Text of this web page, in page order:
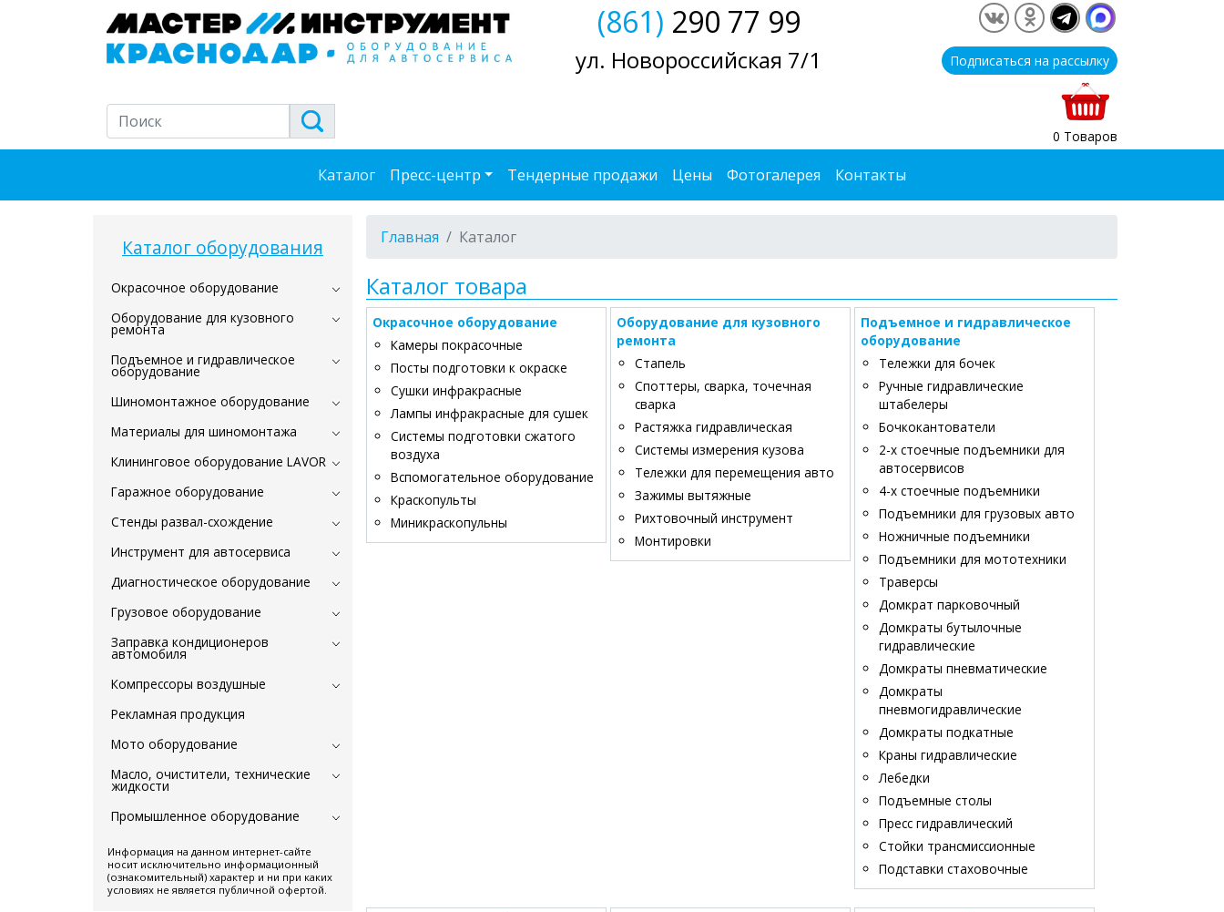
(861) 290 77 99
ул. Новороссийская 7/1 Подписаться на рассылку
0 Товаров
Каталог Пресс-центр Тендерные продажи Цены Фотогалерея Контакты
Каталог оборудования
Окрасочное оборудование
Оборудование для кузовного
ремонта
Подъемное и гидравлическое
оборудование
Шиномонтажное оборудование
Материалы для шиномонтажа
Клининговое оборудование LAVOR
Гаражное оборудование
Стенды развал-схождение
Инструмент для автосервиса
Диагностическое оборудование
Грузовое оборудование
Заправка кондиционеров
автомобиля
Компрессоры воздушные
Рекламная продукция
Мото оборудование
Масло, очистители, технические
жидкости
Промышленное оборудование
Информация на данном интернет-сайте
носит исключительно информационный
(ознакомительный) характер и ни при каких
условиях не является публичной офертой.
Главная Каталог
Каталог товара
Окрасочное оборудование
Камеры покрасочные
Посты подготовки к окраске
Сушки инфракрасные
Лампы инфракрасные для сушек
Системы подготовки сжатого
воздуха
Вспомогательное оборудование
Краскопульты
Миникраскопульны
Оборудование для кузовного
ремонта
Стапель
Споттеры, сварка, точечная
сварка
Растяжка гидравлическая
Системы измерения кузова
Тележки для перемещения авто
Зажимы вытяжные
Рихтовочный инструмент
Монтировки
Подъемное и гидравлическое
оборудование
Тележки для бочек
Ручные гидравлические
штабелеры
Бочкокантователи
2-х стоечные подъемники для
автосервисов
4-х стоечные подъемники
Подъемники для грузовых авто
Ножничные подъемники
Подъемники для мототехники
Траверсы
Домкрат парковочный
Домкраты бутылочные
гидравлические
Домкраты пневматические
Домкраты
пневмогидравлические
Домкраты подкатные
Краны гидравлические
Лебедки
Подъемные столы
Пресс гидравлический
Стойки трансмиссионные
Подставки стаховочные